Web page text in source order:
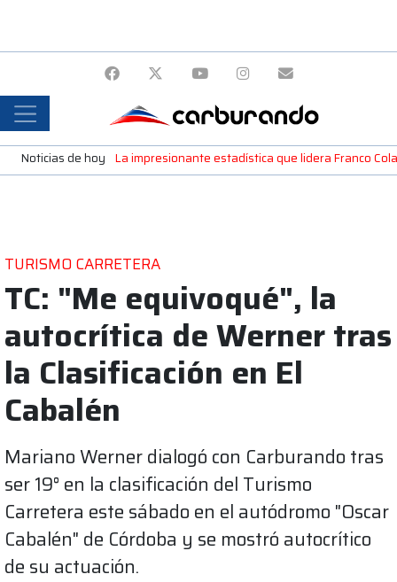
Noticias de hoy La impresionante estadística que lidera Franco
TURISMO CARRETERA
TC: "Me equivoqué", la
autocrítica de Werner tras
la Clasificación en El
Cabalén
Mariano Werner dialogó con Carburando tras
ser 19° en la clasificación del Turismo
Carretera este sábado en el autódromo "Oscar
Cabalén" de Córdoba y se mostró autocrítico
de su actuación.